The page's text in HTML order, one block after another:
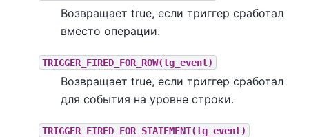
Возвращает true, если триггер сработал
вместо операции.
TRIGGER_FIRED_FOR_ROW(tg_event)
Возвращает true, если триггер сработал
для события на уровне строки.
TRIGGER_FIRED_FOR_STATEMENT(tg_event)